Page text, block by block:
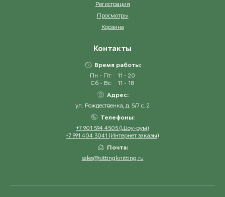
Регистрация
Просмотры
Корзина
Контакты
Время работы:
Пн - Пт:
11 - 20
Сб - Вс:
11 - 18
Адрес:
ул. Рождественка, д. 5/7 с. 2
Телефоны:
+7 901 594 4505 (Шоу-рум)
+7 991 404 3041 (Интернет заказы)
Почта:
sales@sittingknitting.ru